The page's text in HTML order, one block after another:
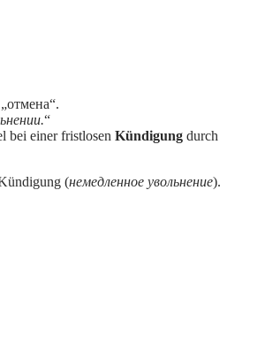
“
bei einer fristlosen Kündigung durch
(немедленное увольнение).